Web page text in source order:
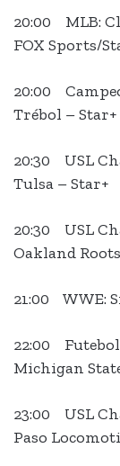
20:00 MLB:
FOX Sports/
20:00
Trébol – Star+
20:30 USL
Tulsa – Star+
20:30 USL
Oakland
21:00 WWE:
22:00
Michigan
23:00 USL
Paso